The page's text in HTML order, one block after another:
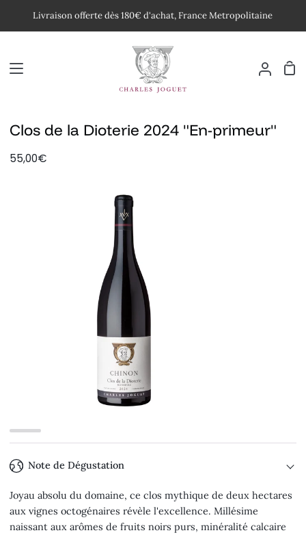
Livraison offerte dès 180€ d'achat, France Metropolitaine
Mon
Clos de la Dioterie 2024 "En-primeur"
55,00€
Note de Dégustation
Joyau absolu du domaine, ce clos mythique de deux hectares
aux vignes octogénaires révèle l'excellence. Millésime
naissant aux arômes de fruits noirs purs, minéralité calcaire